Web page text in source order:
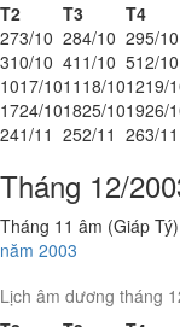
T2
T3 T4
273/10 284/10 295/10
310/10 411/10 512/10
1017/1011 18/101219/
1724/101825/101926/
241/11 252/11 263/11
Tháng 12/
Tháng 11 âm (Giáp Tý)
năm 2003
Lịch âm dương tháng